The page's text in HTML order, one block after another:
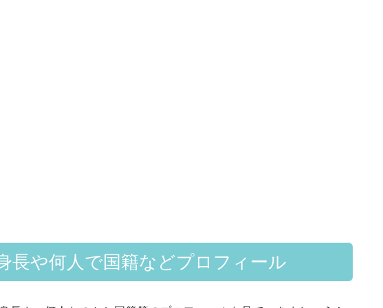
長や何人で国籍などプロフィール